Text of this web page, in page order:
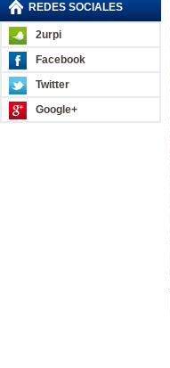
REDES SOCIALES
2urpi
Facebook
Twitter
Google+